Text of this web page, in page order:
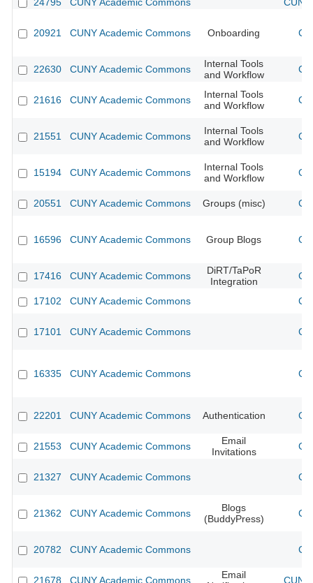
20921 CUNY Academic Commons Onboarding
22630 CUNY Academic Commons
Internal Tools
and Workflow
21616 CUNY Academic Commons
Internal Tools
and Workflow
21551 CUNY Academic Commons
Internal Tools
and Workflow
15194 CUNY Academic Commons
Internal Tools
and Workflow
20551 CUNY Academic Commons Groups (misc)
16596 CUNY Academic Commons Group Blogs
17416 CUNY Academic Commons
DiRT/TaPoR
Integration
17102 CUNY Academic Commons
17101 CUNY Academic Commons
16335 CUNY Academic Commons
22201 CUNY Academic Commons Authentication
21553 CUNY Academic Commons
Email
Invitations
21327 CUNY Academic Commons
21362 CUNY Academic Commons
Blogs
(BuddyPress)
20782 CUNY Academic Commons
21678 CUNY Academic Commons
Email